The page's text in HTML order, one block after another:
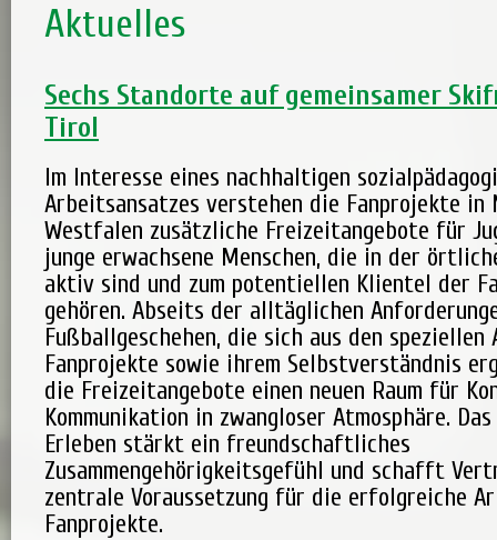
Aktuelles
Sechs Standorte auf gemeinsamer
Tirol
Im Interesse eines nachhaltigen
Arbeitsansatzes verstehen die Fanprojekte in
Westfalen zusätzliche Freizeitangebote für
junge erwachsene Menschen, die in der
aktiv sind und zum potentiellen Klientel der
gehören. Abseits der alltäglichen
Fußballgeschehen, die sich aus den speziellen
Fanprojekte sowie ihrem Selbstverständnis
die Freizeitangebote einen neuen Raum für
Kommunikation in zwangloser Atmosphäre. Das
Erleben stärkt ein freundschaftliches
Zusammengehörigkeitsgefühl und schafft
zentrale Voraussetzung für die erfolgreiche
Fanprojekte.